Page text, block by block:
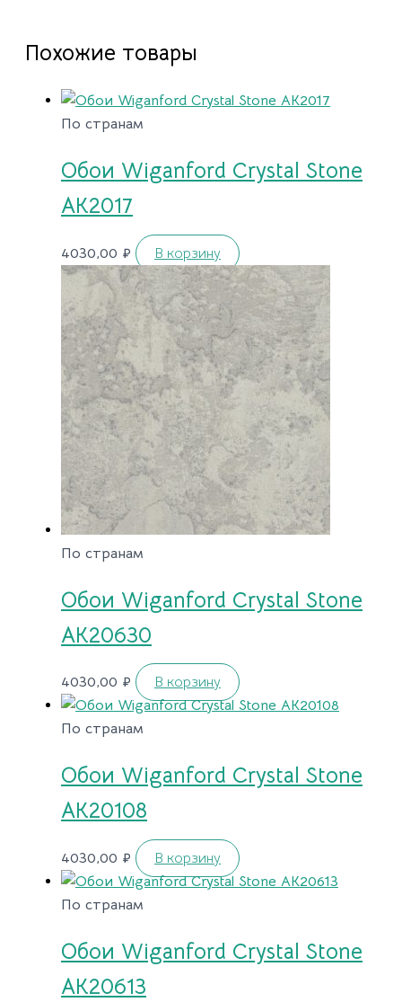
Похожие товары
По странам
Обои Wiganford Crystal Stone
AK2017
4030,00 ₽ В корзину
По странам
Обои Wiganford Crystal Stone
AK20630
4030,00 ₽ В корзину
По странам
Обои Wiganford Crystal Stone
AK20108
4030,00 ₽ В корзину
По странам
Обои Wiganford Crystal Stone
AK20613